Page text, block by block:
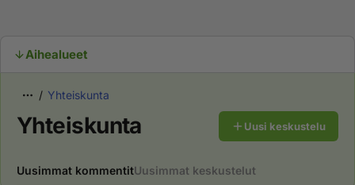
Aihealueet
Yhteiskunta
Yhteiskunta Uusi keskustelu
Uusimmat kommentitUusimmat keskustelut